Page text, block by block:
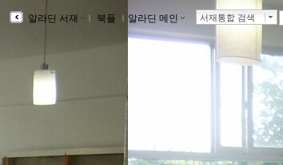
알라딘 서재 ｌ 북플 ｌ 알라딘 메인 서재통합 검색